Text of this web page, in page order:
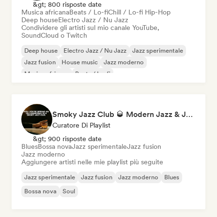
&gt; 800 risposte date
Musica africanaBeats / Lo-fiChill / Lo-fi Hip-Hop
Deep houseElectro Jazz / Nu Jazz
Condividere gli artisti sul mio canale YouTube,
SoundCloud o Twitch
Deep house Electro Jazz / Nu Jazz
Jazz sperimentale
Jazz fusion
House music
Jazz moderno
Musica africana
Beats / Lo-fi
Smoky Jazz Club 🥃 Modern Jazz & Jazz Fusion to Sip an Old Fashioned to
Curatore Di Playlist
&gt; 900 risposte date
BluesBossa novaJazz sperimentaleJazz fusion
Jazz moderno
Aggiungere artisti nelle mie playlist più seguite
Jazz sperimentale Jazz fusion Jazz moderno
Blues
Bossa nova
Soul